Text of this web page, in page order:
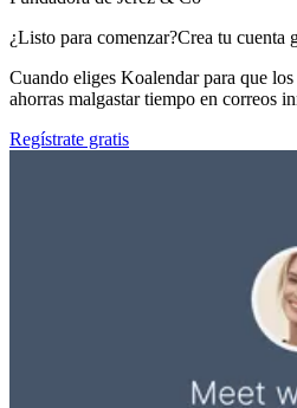
¿Listo para comenzar?Crea tu cuenta
Cuando eliges Koalendar para que
ahorras malgastar tiempo en correos
Regístrate gratis